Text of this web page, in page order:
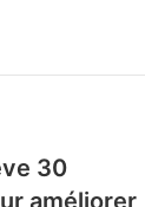
30
améliorer